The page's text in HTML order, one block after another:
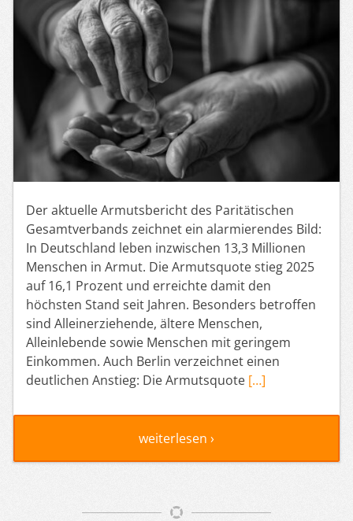
Der aktuelle Armutsbericht des Paritätischen
Gesamtverbands zeichnet ein alarmierendes Bild:
In Deutschland leben inzwischen 13,3 Millionen
Menschen in Armut. Die Armutsquote stieg 2025
auf 16,1 Prozent und erreichte damit den
höchsten Stand seit Jahren. Besonders betroffen
sind Alleinerziehende, ältere Menschen,
Alleinlebende sowie Menschen mit geringem
Einkommen. Auch Berlin verzeichnet einen
deutlichen Anstieg: Die Armutsquote […]
weiterlesen ›